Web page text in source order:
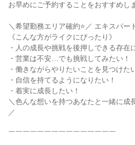
お早めにご予約することをおすすめし
＼希望勤務エリア確約⭐／ エキスパー
《こんな方がライクにぴったり》
・人の成長や挑戦を後押しできる存在
・営業は不安…でも挑戦してみたい！
・働きながらやりたいことを見つけた
・自信を持てるようになりたい！
・着実に成長したい！
＼色んな想いを持つあなたと一緒に成
／
￣￣￣￣￣￣￣￣￣￣￣￣￣￣￣